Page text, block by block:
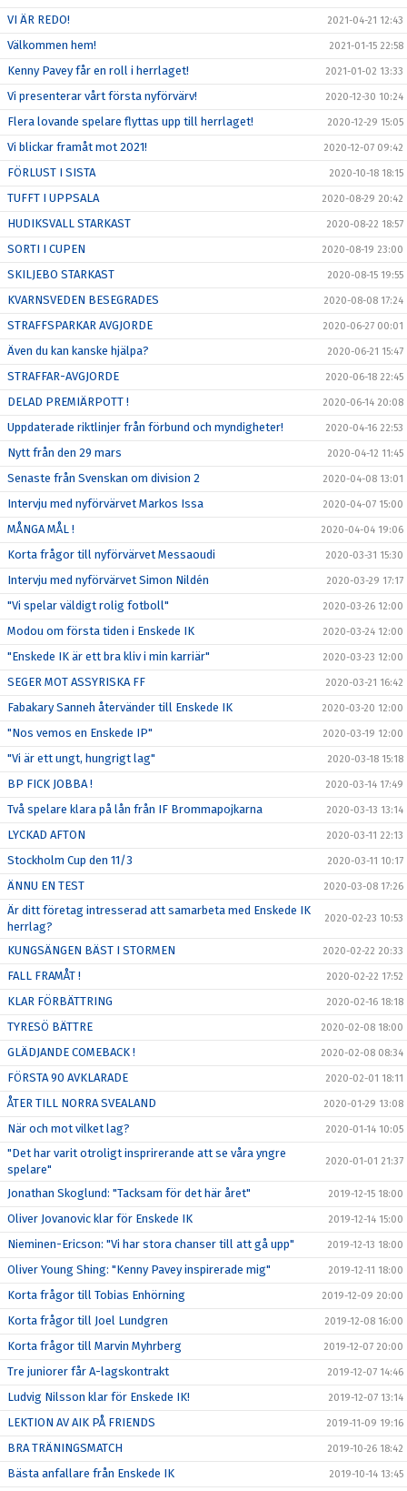
VI ÄR REDO! 2021-04-21 12:43
Välkommen hem! 2021-01-15 22:58
Kenny Pavey får en roll i herrlaget! 2021-01-02 13:33
Vi presenterar vårt första nyförvärv! 2020-12-30 10:24
Flera lovande spelare flyttas upp till herrlaget! 2020-12-29 15:05
Vi blickar framåt mot 2021! 2020-12-07 09:42
FÖRLUST I SISTA 2020-10-18 18:15
TUFFT I UPPSALA 2020-08-29 20:42
HUDIKSVALL STARKAST 2020-08-22 18:57
SORTI I CUPEN 2020-08-19 23:00
SKILJEBO STARKAST 2020-08-15 19:55
KVARNSVEDEN BESEGRADES 2020-08-08 17:24
STRAFFSPARKAR AVGJORDE 2020-06-27 00:01
Även du kan kanske hjälpa? 2020-06-21 15:47
STRAFFAR-AVGJORDE 2020-06-18 22:45
DELAD PREMIÄRPOTT ! 2020-06-14 20:08
Uppdaterade riktlinjer från förbund och myndigheter! 2020-04-16 22:53
Nytt från den 29 mars 2020-04-12 11:45
Senaste från Svenskan om division 2 2020-04-08 13:01
Intervju med nyförvärvet Markos Issa 2020-04-07 15:00
MÅNGA MÅL ! 2020-04-04 19:06
Korta frågor till nyförvärvet Messaoudi 2020-03-31 15:30
Intervju med nyförvärvet Simon Nildén 2020-03-29 17:17
"Vi spelar väldigt rolig fotboll" 2020-03-26 12:00
Modou om första tiden i Enskede IK 2020-03-24 12:00
"Enskede IK är ett bra kliv i min karriär" 2020-03-23 12:00
SEGER MOT ASSYRISKA FF 2020-03-21 16:42
Fabakary Sanneh återvänder till Enskede IK 2020-03-20 12:00
"Nos vemos en Enskede IP" 2020-03-19 12:00
"Vi är ett ungt, hungrigt lag" 2020-03-18 15:18
BP FICK JOBBA ! 2020-03-14 17:49
Två spelare klara på lån från IF Brommapojkarna 2020-03-13 13:14
LYCKAD AFTON 2020-03-11 22:13
Stockholm Cup den 11/3 2020-03-11 10:17
ÄNNU EN TEST 2020-03-08 17:26
Är ditt företag intresserad att samarbeta med Enskede IK
herrlag?
2020-02-23 10:53
KUNGSÄNGEN BÄST I STORMEN 2020-02-22 20:33
FALL FRAMÅT ! 2020-02-22 17:52
KLAR FÖRBÄTTRING 2020-02-16 18:18
TYRESÖ BÄTTRE 2020-02-08 18:00
GLÄDJANDE COMEBACK ! 2020-02-08 08:34
FÖRSTA 90 AVKLARADE 2020-02-01 18:11
ÅTER TILL NORRA SVEALAND 2020-01-29 13:08
När och mot vilket lag? 2020-01-14 10:05
"Det har varit otroligt insprirerande att se våra yngre
spelare"
2020-01-01 21:37
Jonathan Skoglund: "Tacksam för det här året" 2019-12-15 18:00
Oliver Jovanovic klar för Enskede IK 2019-12-14 15:00
Nieminen-Ericson: "Vi har stora chanser till att gå upp" 2019-12-13 18:00
Oliver Young Shing: "Kenny Pavey inspirerade mig" 2019-12-11 18:00
Korta frågor till Tobias Enhörning 2019-12-09 20:00
Korta frågor till Joel Lundgren 2019-12-08 16:00
Korta frågor till Marvin Myhrberg 2019-12-07 20:00
Tre juniorer får A-lagskontrakt 2019-12-07 14:46
Ludvig Nilsson klar för Enskede IK! 2019-12-07 13:14
LEKTION AV AIK PÅ FRIENDS 2019-11-09 19:16
BRA TRÄNINGSMATCH 2019-10-26 18:42
Bästa anfallare från Enskede IK 2019-10-14 13:45